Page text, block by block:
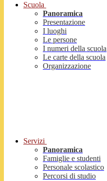
Scuola
Panoramica
Presentazione
I luoghi
Le persone
I numeri della scuola
Le carte della scuola
Organizzazione
Servizi
Panoramica
Famiglie e studenti
Personale scolastico
Percorsi di studio